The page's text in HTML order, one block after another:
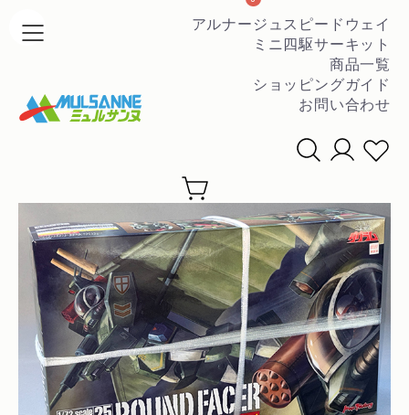
アルナージュスピードウェイ
ミニ四駆サーキット
商品一覧
ショッピングガイド
お問い合わせ
条件を絞って商品を探す ▼